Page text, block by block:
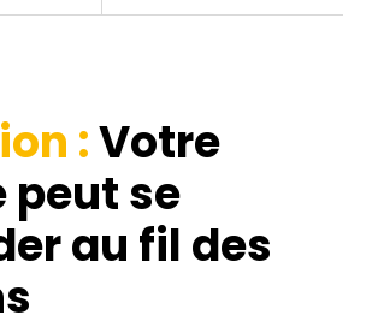
:Votre
peut se
au fil des